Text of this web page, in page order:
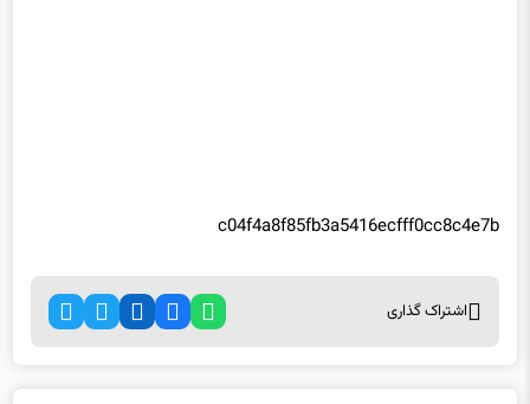
c04f4a8f85fb3a5416ecfff0cc8c4e7b
اشتراک گذاری